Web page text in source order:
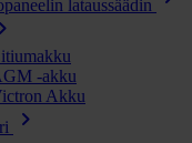
lataussäädin
chevron_right
-akku
Akku
chevron_right